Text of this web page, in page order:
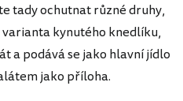
tady ochutnat různé druhy,
kynutého knedlíku,
a podává se jako hlavní jídlo
jako příloha.